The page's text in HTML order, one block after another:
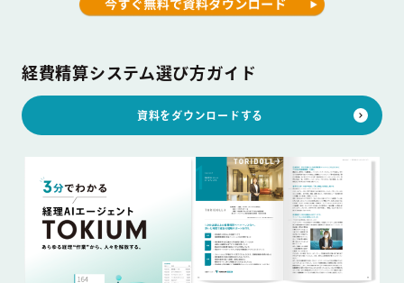
経費精算システム選び方ガイド
資料をダウンロードする